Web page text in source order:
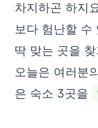
차지하곤 하지
보다 험난할 수
딱 맞는 곳을
오늘은 여러분
은 숙소 3곳을